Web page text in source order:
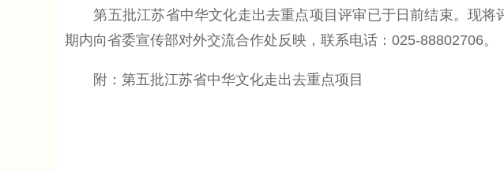
第五批江苏省中华文化走出去重点项目评审已于日前结束。现将
期内向省委宣传部对外交流合作处反映，联系电话：025-88802706。
附：第五批江苏省中华文化走出去重点项目